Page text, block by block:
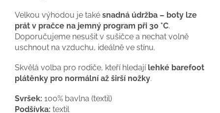
Velkou výhodou je také snadná údržba – boty lze
prát v pračce na jemný program při 30 °C.
Doporučujeme nesušit v sušičce a nechat volně
uschnout na vzduchu, ideálně ve stínu.
Skvělá volba pro rodiče, kteří hledají lehké barefoot
plátěnky pro normální až širší nožky.
Svršek: 100% bavlna (textil)
Podšívka: textil